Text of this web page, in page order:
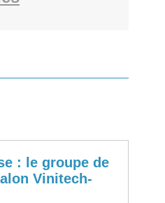
: le groupe de
Vinitech-